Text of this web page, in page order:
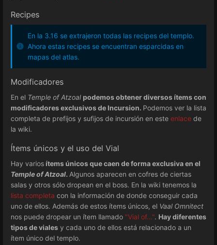
Recipes
En la 3.16 se extrajeron todas las recipes del templo.
Ahora estas recipes se encuentran esparcidas en
mapas del atlas.
Modificadores
En el Temple of Atzoal podemos obtener diversos ítems con
modificadores exclusivos de Incursion. Podemos ver la lista
completa de prefijos y sufijos de incursión en este enlace de
la wiki.
Ítems únicos y el uso del Vial
Hay varios ítems únicos que caen de forma exclusiva en el
Temple of Atzoal. Algunos aparecen en cofres de ciertas
salas y otros sólo dropean en el boss. En la wiki tenemos la
lista completa con la información de donde conseguir cada
uno de ellos. Además de estos ítems únicos, el Vaal Omnitect
nos puede dropear un ítem llamado "Vial of...". Hay diferentes
tipos de viales y cada uno de ellos está relacionado a un
ítem único del templo.